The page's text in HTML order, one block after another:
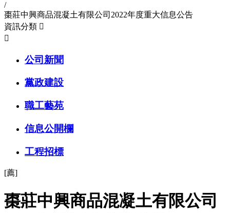
/
棗莊中興商品混凝土有限公司2022年度重大信息公告
資訊分類 

公司新聞
黨政建設
職工藝苑
信息公開欄
工程招標
[薦]
棗莊中興商品混凝土有限公司